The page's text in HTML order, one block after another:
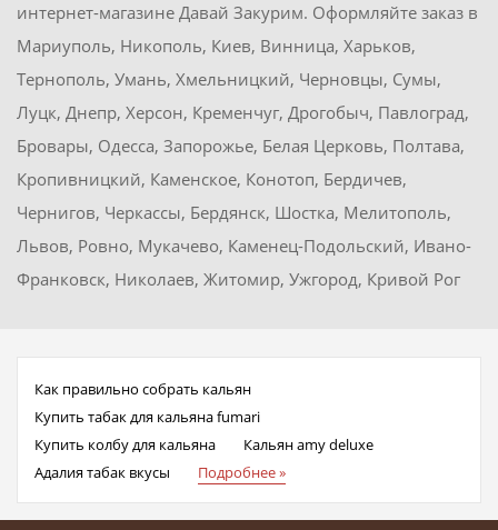
интернет-магазине Давай Закурим. Оформляйте заказ в
Мариуполь, Никополь, Киев, Винница, Харьков,
Тернополь, Умань, Хмельницкий, Черновцы, Сумы,
Луцк, Днепр, Херсон, Кременчуг, Дрогобыч, Павлоград,
Бровары, Одесса, Запорожье, Белая Церковь, Полтава,
Кропивницкий, Каменское, Конотоп, Бердичев,
Чернигов, Черкассы, Бердянск, Шостка, Мелитополь,
Львов, Ровно, Мукачево, Каменец-Подольский, Ивано-
Франковск, Николаев, Житомир, Ужгород, Кривой Рог
Как правильно собрать кальян
Купить табак для кальяна fumari
Купить колбу для кальяна
Кальян amy deluxe
Адалия табак вкусы
Подробнее »